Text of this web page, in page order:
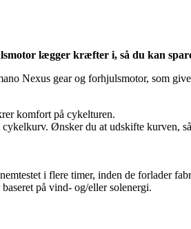
lægger kræfter i, så du kan
Nexus gear og forhjulsmotor, som
komfort på cykelturen.
Ønsker du at udskifte kurven,
i flere timer, inden de forlader
på vind- og/eller solenergi.